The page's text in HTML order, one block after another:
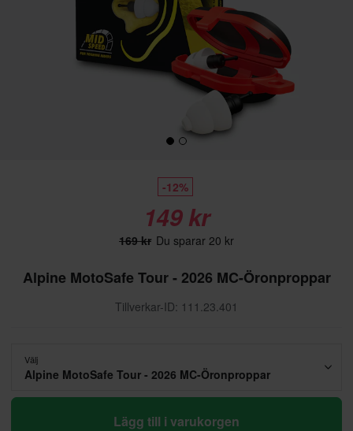
-12%
149 kr
169 kr Du sparar 20 kr
Alpine MotoSafe Tour - 2026 MC-Öronproppar
Tillverkar-ID: 111.23.401
Välj
Alpine MotoSafe Tour - 2026 MC-Öronproppar
Lägg till i varukorgen